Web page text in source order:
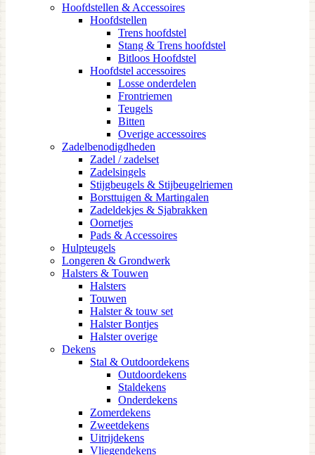
Hoofdstellen & Accessoires
Hoofdstellen
Trens hoofdstel
Stang & Trens hoofdstel
Bitloos Hoofdstel
Hoofdstel accessoires
Losse onderdelen
Frontriemen
Teugels
Bitten
Overige accessoires
Zadelbenodigdheden
Zadel / zadelset
Zadelsingels
Stijgbeugels & Stijbeugelriemen
Borsttuigen & Martingalen
Zadeldekjes & Sjabrakken
Oornetjes
Pads & Accessoires
Hulpteugels
Longeren & Grondwerk
Halsters & Touwen
Halsters
Touwen
Halster & touw set
Halster Bontjes
Halster overige
Dekens
Stal & Outdoordekens
Outdoordekens
Staldekens
Onderdekens
Zomerdekens
Zweetdekens
Uitrijdekens
Vliegendekens